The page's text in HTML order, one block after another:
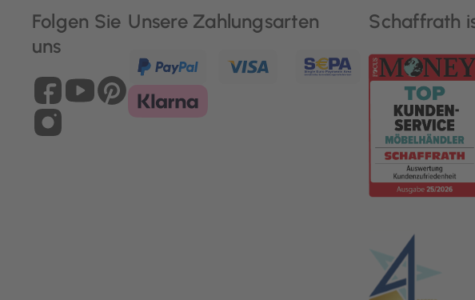
Folgen Sie
uns
Unsere Zahlungsarten Schaffrath